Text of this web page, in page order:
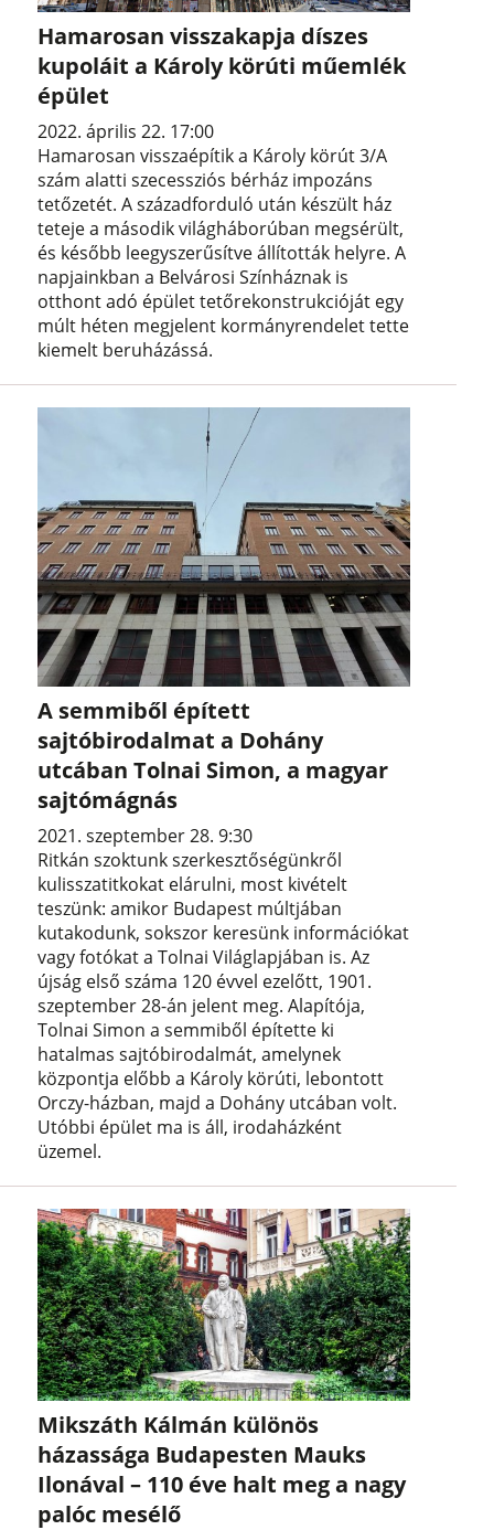
Hamarosan visszakapja díszes
kupoláit a Károly körúti műemlék
épület
2022. április 22. 17:00
Hamarosan visszaépítik a Károly körút 3/A
szám alatti szecessziós bérház impozáns
tetőzetét. A századforduló után készült ház
teteje a második világháborúban megsérült,
és később leegyszerűsítve állították helyre. A
napjainkban a Belvárosi Színháznak is
otthont adó épület tetőrekonstrukcióját egy
múlt héten megjelent kormányrendelet tette
kiemelt beruházássá.
A semmiből épített
sajtóbirodalmat a Dohány
utcában Tolnai Simon, a magyar
sajtómágnás
2021. szeptember 28. 9:30
Ritkán szoktunk szerkesztőségünkről
kulisszatitkokat elárulni, most kivételt
teszünk: amikor Budapest múltjában
kutakodunk, sokszor keresünk információkat
vagy fotókat a Tolnai Világlapjában is. Az
újság első száma 120 évvel ezelőtt, 1901.
szeptember 28-án jelent meg. Alapítója,
Tolnai Simon a semmiből építette ki
hatalmas sajtóbirodalmát, amelynek
központja előbb a Károly körúti, lebontott
Orczy-házban, majd a Dohány utcában volt.
Utóbbi épület ma is áll, irodaházként
üzemel.
Mikszáth Kálmán különös
házassága Budapesten Mauks
Ilonával – 110 éve halt meg a nagy
palóc mesélő